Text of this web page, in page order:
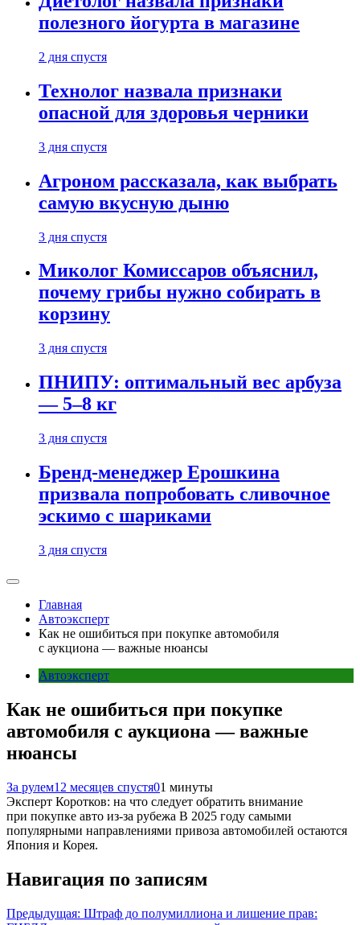
полезного йогурта в магазине
2 дня спустя
Технолог назвала признаки
опасной для здоровья черники
3 дня спустя
Агроном рассказала, как выбрать
самую вкусную дыню
3 дня спустя
Миколог Комиссаров объяснил,
почему грибы нужно собирать в
корзину
3 дня спустя
ПНИПУ: оптимальный вес арбуза
— 5–8 кг
3 дня спустя
Бренд-менеджер Ерошкина
призвала попробовать сливочное
эскимо с шариками
3 дня спустя
Главная
Автоэксперт
Как не ошибиться при покупке автомобиля
с аукциона — важные нюансы
Автоэксперт
Как не ошибиться при покупке
автомобиля с аукциона — важные
нюансы
За рулем12 месяцев спустя01 минуты
Эксперт Коротков: на что следует обратить внимание
при покупке авто из-за рубежа В 2025 году самыми
популярными направлениями привоза автомобилей остаются
Япония и Корея.
Навигация по записям
Предыдущая: Штраф до полумиллиона и лишение прав: